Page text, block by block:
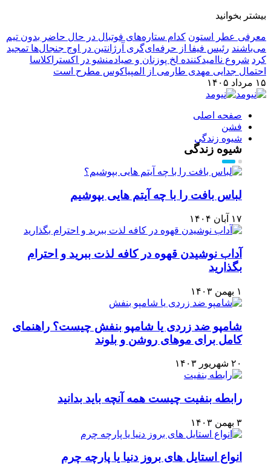
بیشتر بخوانید
معرفی عطر استون کدام ستاره‌های فوتبال در حال حاضر بدون تیم
می‌باشند رئیس فیفا از حرفه‌ای‌گری آرژانتین در اوج جنجال‌ها تمجید
کرد شروع ناامیدکننده لخ پوزنان و صیادمنشو در اکستراکلاسا
احتمال جدایی مهدی طارمی از المپیاکوس مطرح است
۱۵ مرداد ۱۴۰۵
صفحه اصلی
فشن
شیوه زندگی
شیوه زندگی
لباس بافت را با چه آیتم هایی بپوشیم
۱۷ آبان ۱۴۰۴
آداب نوشیدن قهوه در کافه لذت ببرید و احترام
بگذارید
۱ بهمن ۱۴۰۳
شامپو ضد زردی یا شامپو بنفش چیست؟ راهنمای
کامل برای موهای روشن و بلوند
۲۰ شهریور ۱۴۰۳
رابطه بنفیت چیست همه آنچه باید بدانید
۳ بهمن ۱۴۰۳
انواع استایل های بروز دنیا یا پارچه چرم